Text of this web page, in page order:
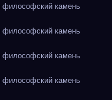
камень
камень
камень
камень